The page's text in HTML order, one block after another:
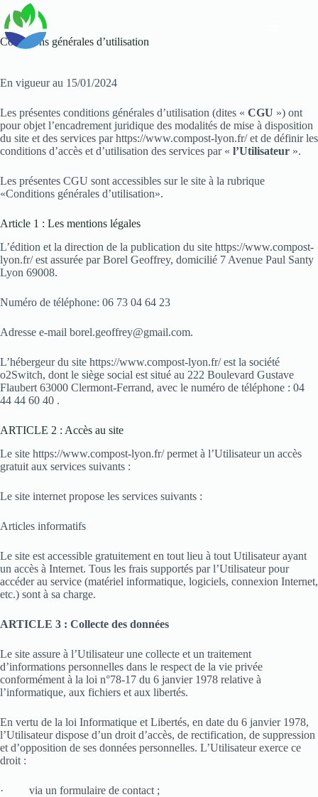
Passer
au
contenu
Conditions générales d’utilisation
En vigueur au 15/01/2024
Les présentes conditions générales d’utilisation (dites « CGU ») ont
pour objet l’encadrement juridique des modalités de mise à disposition
du site et des services par https://www.compost-lyon.fr/ et de définir les
conditions d’accès et d’utilisation des services par « l’Utilisateur ».
Les présentes CGU sont accessibles sur le site à la rubrique
«Conditions générales d’utilisation».
Article 1 : Les mentions légales
L’édition et la direction de la publication du site https://www.compost-
lyon.fr/ est assurée par Borel Geoffrey, domicilié 7 Avenue Paul Santy
Lyon 69008.
Numéro de téléphone: 06 73 04 64 23
Adresse e-mail borel.geoffrey@gmail.com.
L’hébergeur du site https://www.compost-lyon.fr/ est la société
o2Switch, dont le siège social est situé au 222 Boulevard Gustave
Flaubert 63000 Clermont-Ferrand, avec le numéro de téléphone : 04
44 44 60 40 .
ARTICLE 2 : Accès au site
Le site https://www.compost-lyon.fr/ permet à l’Utilisateur un accès
gratuit aux services suivants :
Le site internet propose les services suivants :
Articles informatifs
Le site est accessible gratuitement en tout lieu à tout Utilisateur ayant
un accès à Internet. Tous les frais supportés par l’Utilisateur pour
accéder au service (matériel informatique, logiciels, connexion Internet,
etc.) sont à sa charge.
ARTICLE 3 : Collecte des données
Le site assure à l’Utilisateur une collecte et un traitement
d’informations personnelles dans le respect de la vie privée
conformément à la loi n°78-17 du 6 janvier 1978 relative à
l’informatique, aux fichiers et aux libertés.
En vertu de la loi Informatique et Libertés, en date du 6 janvier 1978,
l’Utilisateur dispose d’un droit d’accès, de rectification, de suppression
et d’opposition de ses données personnelles. L’Utilisateur exerce ce
droit :
· via un formulaire de contact ;